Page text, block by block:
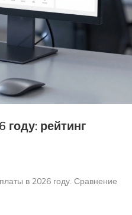
рейтинг
в 2026 году. Сравнение